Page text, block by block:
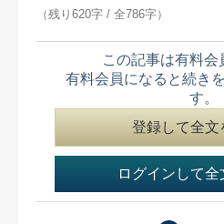
（残り620字 / 全786字）
この記事は有料会
有料会員になると続き
す。
登録して全文
ログインして全